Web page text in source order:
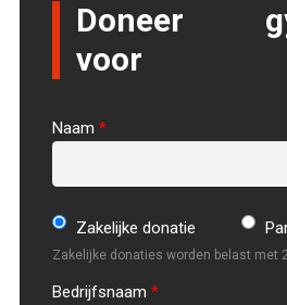
Doneer
voor
Naam*
Zakelijke donatie
Zakelijke donaties worden belast met
Bedrijfsnaam*